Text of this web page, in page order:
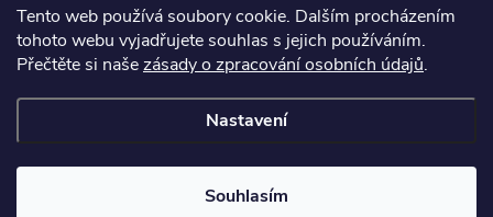
Tento web používá soubory cookie. Dalším procházením
tohoto webu vyjadřujete souhlas s jejich používáním.
Přečtěte si našezásady o zpracování osobních údajů.
Nastavení
Souhlasím
miska je trochu mělká, ale využiji
Copyright 2026Porcelánový svět. Všechna práva vyhrazena.